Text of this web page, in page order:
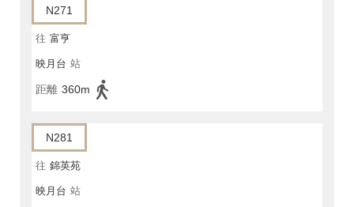
N271
往 富亨
映月台 站
距離 360m
N281
往 錦英苑
映月台 站